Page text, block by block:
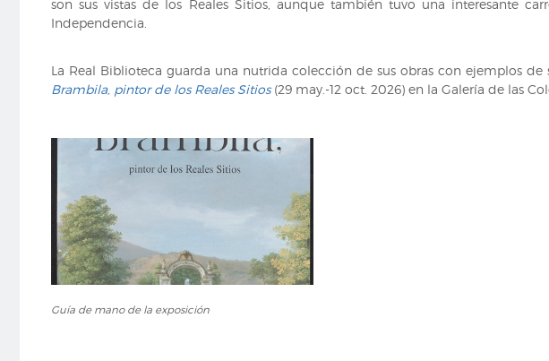
navegación
son sus vistas de los Reales Sitios, aunque también tuvo una interesante
Independencia.
La Real Biblioteca guarda una nutrida colección de sus obras con ejemplos de
Brambila, pintor de los Reales Sitios(29 may.-12 oct. 2026) en la Galería de las
de
Guía de mano de la exposición